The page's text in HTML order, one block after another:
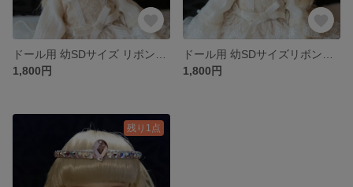
1,800円
1,800円
残り1点